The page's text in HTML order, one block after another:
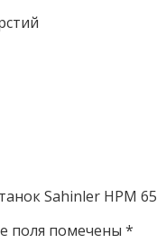
Sahinler HPM
поля помечены *